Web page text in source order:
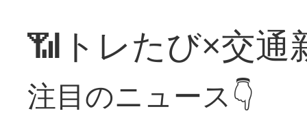
📶トレたび×交通
注目のニュース👇